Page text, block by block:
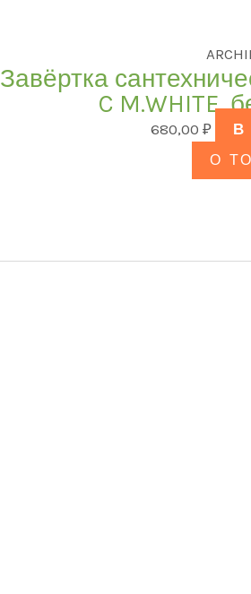
Завёртка
C M.WHITE,
680,00₽ В
О